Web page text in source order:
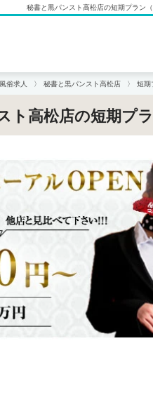
秘書と黒パンスト高松店の短期プラン
俗求人 秘書と黒パンスト高松店 短期
ト高松店の短期プ